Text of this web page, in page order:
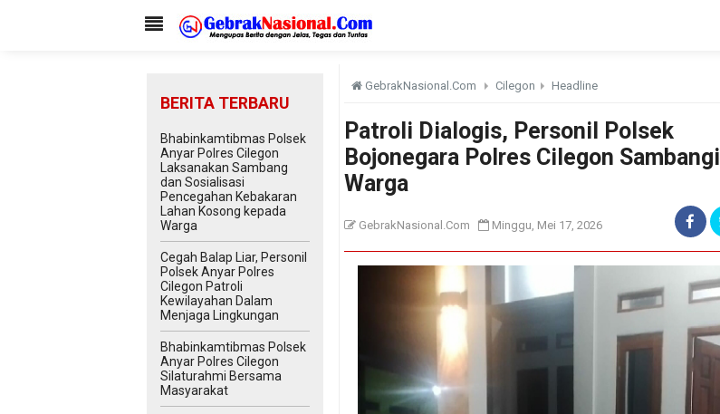
GebrakNasional.Com Cilegon Headline
Patroli Dialogis, Personil Polsek
Bojonegara Polres Cilegon Sambangi
Warga
GebrakNasional.Com Minggu, Mei 17, 2026
BERITA TERBARU
Bhabinkamtibmas Polsek
Anyar Polres Cilegon
Laksanakan Sambang
dan Sosialisasi
Pencegahan Kebakaran
Lahan Kosong kepada
Warga
Cegah Balap Liar, Personil
Polsek Anyar Polres
Cilegon Patroli
Kewilayahan Dalam
Menjaga Lingkungan
Bhabinkamtibmas Polsek
Anyar Polres Cilegon
Silaturahmi Bersama
Masyarakat